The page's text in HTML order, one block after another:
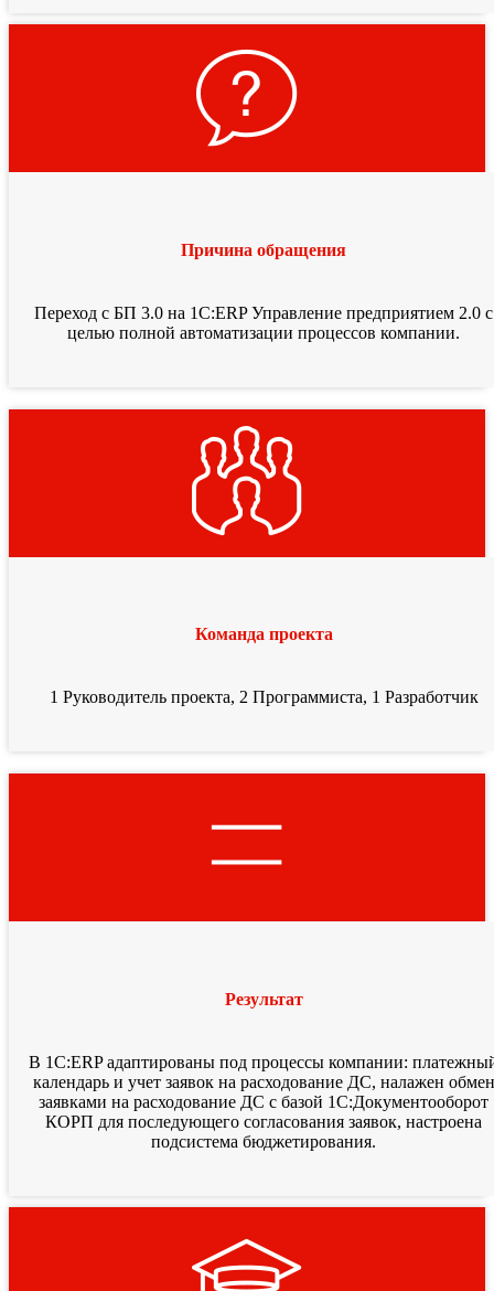
Причина обращения
Переход с БП 3.0 на 1С:ERP Управление предприятием 2.0 с
целью полной автоматизации процессов компании.
Команда проекта
1 Руководитель проекта, 2 Программиста, 1 Разработчик
Результат
В 1С:ERP адаптированы под процессы компании:
календарь и учет заявок на расходование ДС, налажен обмен
заявками на расходование ДС с базой 1С:Документооборот
КОРП для последующего согласования заявок, настроена
подсистема бюджетирования.